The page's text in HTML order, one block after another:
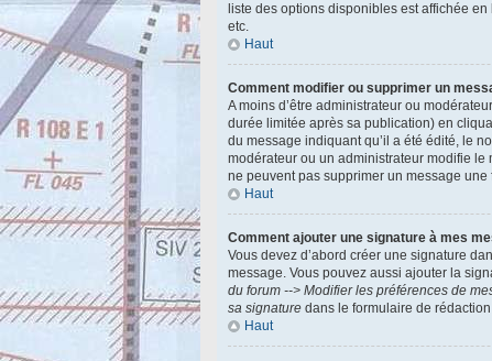
liste des options disponibles est affichée
etc.
Haut
Comment modifier ou supprimer un
A moins d’être administrateur ou
durée limitée après sa publication) en
du message indiquant qu’il a été édité, le
modérateur ou un administrateur modifie
ne peuvent pas supprimer un message
Haut
Comment ajouter une signature à mes
Vous devez d’abord créer une signature
message. Vous pouvez aussi ajouter la
du forum --> Modifier les préférences de
sa signature dans le formulaire de
Haut